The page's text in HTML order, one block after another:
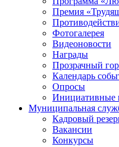
Премия
Фотогалерея
Видеоновости
Награды
Прозрачный
Календарь
Опросы
Инициативные
Муниципальная
Кадровый
Вакансии
Конкурсы